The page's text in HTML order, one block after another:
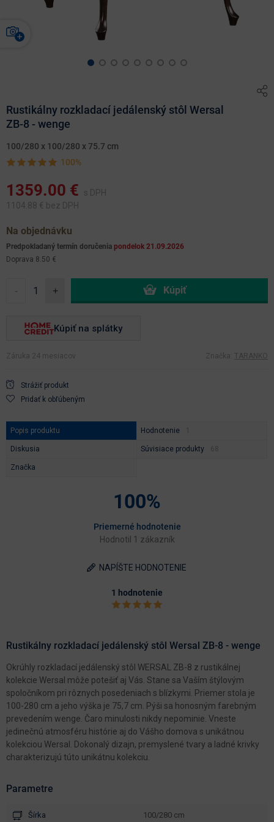
Rustikálny rozkladací jedálenský stôl Wersal
ZB-8 - wenge
100/280 x 100/280 x 75.7 cm
100%
1359.00 €
s DPH
1104.88 € bez DPH
Na objednávku
Predpokladaný termín doručenia pondelok 21.09.2026
Doprava 8.50 €
- +
Kúpiť na splátky
Záruka 24 mesiacov Značka: TARANKO
Strážiť produkt
Pridať k obľúbeným
Popis produktu Hodnotenie
Diskusia Súvisiace produkty
Značka
100%
Priemerné hodnotenie
Hodnotil 1 zákazník
NAPÍŠTE HODNOTENIE
1 hodnotenie
Rustikálny rozkladací jedálenský stôl Wersal ZB-8 - wenge
Okrúhly rozkladací jedálenský stôl WERSAL ZB-8 z rustikálnej
kolekcie Wersal môže potešiť aj Vás. Stane sa Vaším štýlovým
spoločníkom pri rôznych posedeniach s blízkymi. Priemer stola je
100-280 cm a jeho výška je 75,7 cm. Pýši sa honosným farebným
prevedením wenge. Čaro minulosti nikdy nepominie. Vneste
jedinečnú atmosféru histórie aj do Vášho domova s unikátnou
kolekciou Wersal. Dokonalý dizajn, premyslené tvary a ladné krivky
charakterizujú túto unikátnu kolekciu.
Parametre
Šírka 100/280 cm